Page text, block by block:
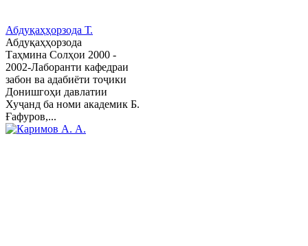
Абдуқаҳҳорзода Т.
Абдуқаҳҳорзода
Таҳмина Солҳои 2000 -
2002-Лаборанти кафедраи
забон ва адабиёти тоҷики
Донишгоҳи давлатии
Хуҷанд ба номи академик Б.
Ғафуров,...